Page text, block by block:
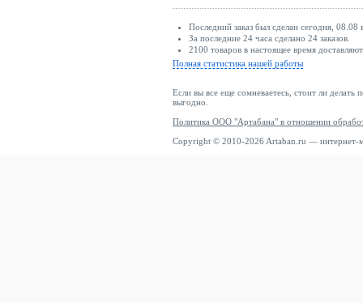
Последний заказ был сделан сегодня,
За последние 24 часа сделано 24 заказов.
2100 товаров в настоящее время
Полная статистика нашей работы
Если вы все еще сомневаетесь, стоит ли делать
выгодно.
Политика ООО "Артабана" в отношении
Copyright © 2010-2026 Artaban.ru — интернет-